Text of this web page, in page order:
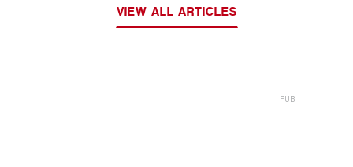
VIEW ALL ARTICLES